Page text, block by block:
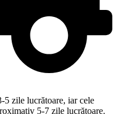
5 zile lucrătoare, iar cele
5-7 zile lucrătoare.